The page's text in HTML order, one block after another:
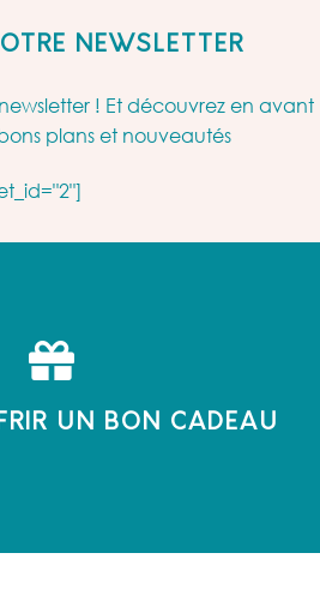
NEWSLETTER
! Et découvrez en avant
plans et nouveautés
UN BON CADEAU